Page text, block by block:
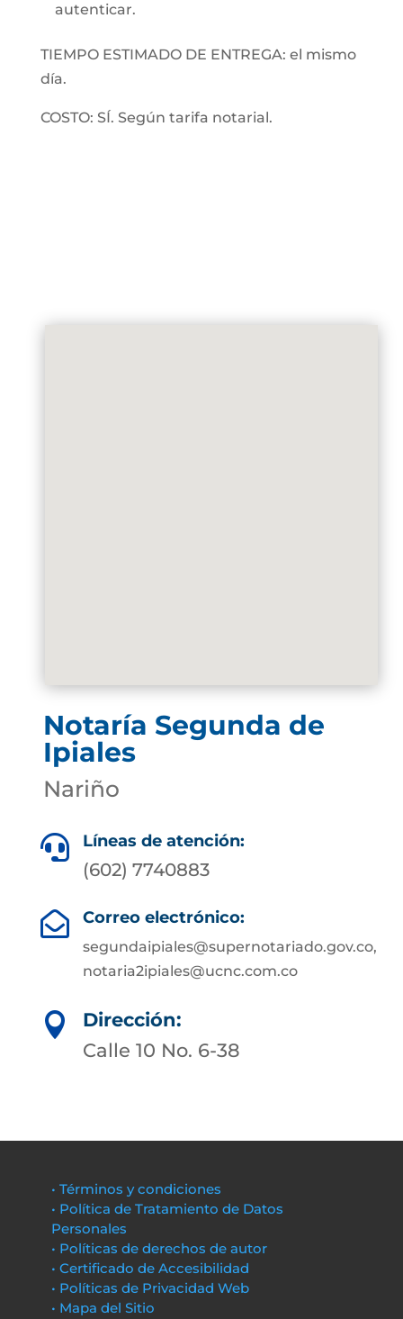
autenticar.
TIEMPO ESTIMADO DE ENTREGA: el mismo
día.
COSTO: SÍ. Según tarifa notarial.
Notaría Segunda de
Ipiales
Nariño
 Líneas de atención:
(602) 7740883
 Correo electrónico:
segundaipiales@supernotariado.gov.co,
notaria2ipiales@ucnc.com.co

Dirección:
Calle 10 No. 6-38
• Términos y condiciones
• Política de Tratamiento de Datos
Personales
• Políticas de derechos de autor
• Certificado de Accesibilidad
• Políticas de Privacidad Web
• Mapa del Sitio